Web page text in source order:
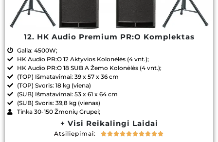
12. HK Audio Premium PR:O Komplektas
Galia: 4500W;
HK Audio PR:O 12 Aktyvios Kolonėlės (4 vnt.);
HK Audio PR:O 18 SUB A Žemo Kolonėlės (4 vnt.);
(TOP) Išmatavimai: 39 x 57 x 36 cm
(TOP) Svoris: 18 kg (viena)
(SUB) Išmatavimai: 53 x 61 x 64 cm
(SUB) Svoris: 39,8 kg (vienas)
Tinka 30-150 Žmonių Grupei;
+ Visi Reikalingi Laidai
Atsiliepimai: 